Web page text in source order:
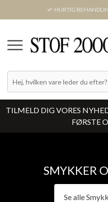
HURTIG
TILMELD DIG VORES
FØRSTE
SMYKKER
Se alle